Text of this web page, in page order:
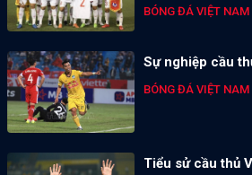
BÓNG ĐÁ VIỆT NAM
Sự nghiệp cầu
BÓNG ĐÁ VIỆT NAM
Tiểu sử cầu thủ